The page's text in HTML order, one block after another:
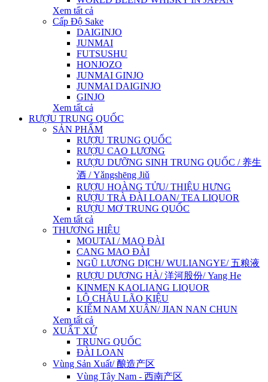
Xem tất cả
Cấp Độ Sake
DAIGINJO
JUNMAI
FUTSUSHU
HONJOZO
JUNMAI GINJO
JUNMAI DAIGINJO
GINJO
Xem tất cả
RƯỢU TRUNG QUỐC
SẢN PHẨM
RƯỢU TRUNG QUỐC
RƯỢU CAO LƯƠNG
RƯỢU DƯỠNG SINH TRUNG QUỐC / 养生
酒 / Yǎngshēng Jiǔ
RƯỢU HOÀNG TỬU/ THIỆU HƯNG
RƯỢU TRÀ ĐÀI LOAN/ TEA LIQUOR
RƯỢU MƠ TRUNG QUỐC
Xem tất cả
THƯƠNG HIỆU
MOUTAI / MAO ĐÀI
CANG MAO ĐÀI
NGŨ LƯƠNG DỊCH/ WULIANGYE/ 五粮液
RƯỢU DƯƠNG HÀ/ 洋河股份/ Yang He
KINMEN KAOLIANG LIQUOR
LÔ CHÂU LÃO KIỆU
KIẾM NAM XUÂN/ JIAN NAN CHUN
Xem tất cả
XUẤT XỨ
TRUNG QUỐC
ĐÀI LOAN
Vùng Sản Xuất/ 酿造产区
Vùng Tây Nam - 西南产区